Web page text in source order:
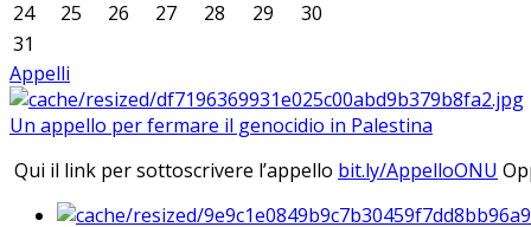
24 25 26 27 28 29
30
31
Appelli
Un appello per fermare il genocidio in Palestina
Qui il link per sottoscrivere l’appello bit.ly/AppelloONU